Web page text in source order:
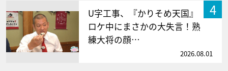
4
U字工事、『かりそめ天国』
ロケ中にまさかの大失言！熟
練大将の顔…
2026.08.01